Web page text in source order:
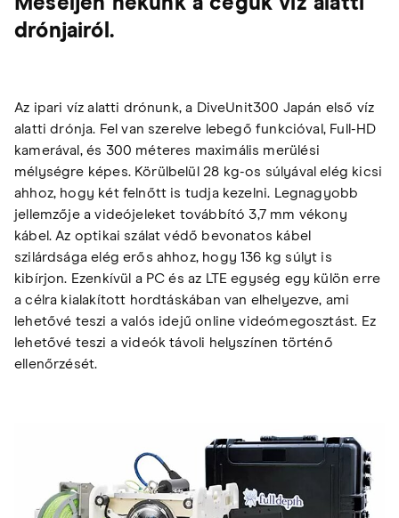
drónjairól.
Az ipari víz alatti drónunk, a DiveUnit300 Japán első víz
alatti drónja. Fel van szerelve lebegő funkcióval, Full-HD
kamerával, és 300 méteres maximális merülési
mélységre képes. Körülbelül 28 kg-os súlyával elég kicsi
ahhoz, hogy két felnőtt is tudja kezelni. Legnagyobb
jellemzője a videójeleket továbbító 3,7 mm vékony
kábel. Az optikai szálat védő bevonatos kábel
szilárdsága elég erős ahhoz, hogy 136 kg súlyt is
kibírjon. Ezenkívül a PC és az LTE egység egy külön erre
a célra kialakított hordtáskában van elhelyezve, ami
lehetővé teszi a valós idejű online videómegosztást. Ez
lehetővé teszi a videók távoli helyszínen történő
ellenőrzését.